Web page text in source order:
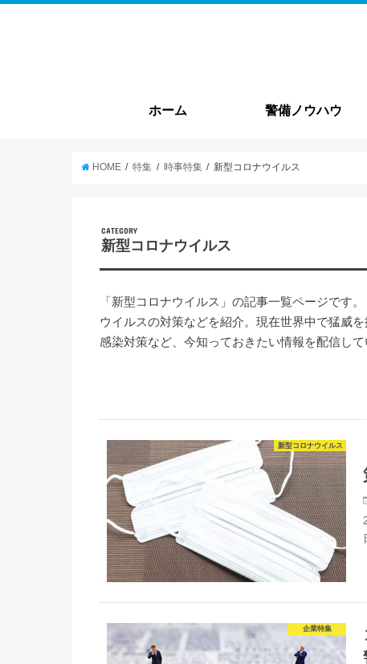
ホーム 警備ノウハウ
HOME 特集 時事特集 新型コロナウイルス
CATEGORY
新型コロナウイルス
「新型コロナウイルス」の記事一覧ページです
ウイルスの対策などを紹介。現在世界中で猛威
感染対策など、今知っておきたい情報を配信して
新型コロナウイルス
企業特集